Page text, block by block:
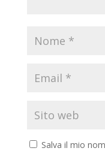
Salva il mio